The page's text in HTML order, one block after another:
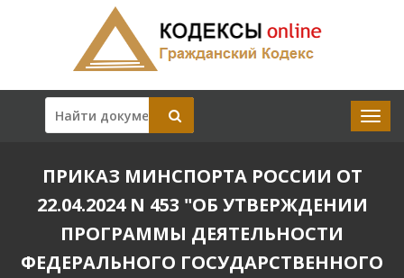
ПРИКАЗ МИНСПОРТА РОССИИ ОТ
22.04.2024 N 453 "ОБ УТВЕРЖДЕНИИ
ПРОГРАММЫ ДЕЯТЕЛЬНОСТИ
ФЕДЕРАЛЬНОГО ГОСУДАРСТВЕННОГО